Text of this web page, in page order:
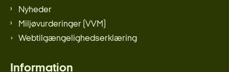
Nyheder
Miljøvurderinger (VVM)
Webtilgængelighedserklæring
Information